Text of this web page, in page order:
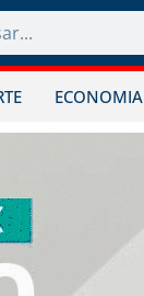
ECONOMIA